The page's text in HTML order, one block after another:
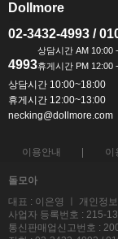
Dollmore
02-3432-4993 /
4993
상담시간 10:00~18:00
휴게시간 12:00~13:00
necking@dollmore.com
이용안내 이
돌모아
대표 : 이은영 ㅣ 개인정
사업자 등록번호 : 215-
통신판매업신고번호 :